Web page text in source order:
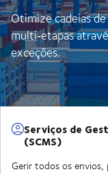
Otimize cadeias
multi‑etapas
exceções.
Serviços de
(SCMS)
Gerir todos os